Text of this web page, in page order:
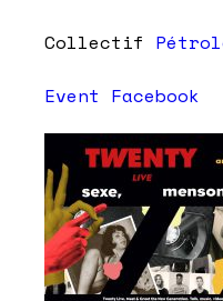
Collectif
Event Facebook